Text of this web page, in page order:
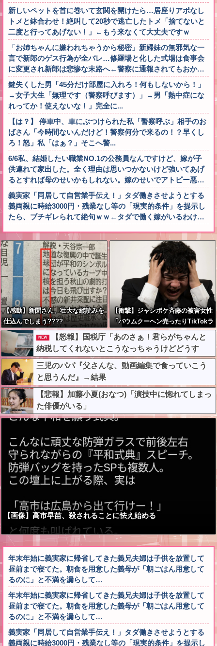
新しいペットを首に巻いて玄関を開けたら…居座りアポなし
トメと鉢合わせ！絶叫して20秒で逃亡したトメ「捨てないと
二度と行ってあげない！」←もう来なくて大丈夫ですｗ
「お姉ちゃんに嫌われちゃうから秘密」新婦妹の無邪気な一
言で新郎のゲス行為が全バレ…修羅場と化した式場は食事会
に変更され新郎は悲惨な末路へ←警察に通報されてもおか…
鍵失くした男「45分だけ部屋に入れろ！何もしないから！」
→女子大生「無理です（警察呼びます）」→男「熱中症にな
れってか！使えないな！」完全に...
【は？】 停車中、車にぶつけられた私「警察呼ぶ」相手のお
ばさん「今時間ないんだけど！警察何分で来るの！？早くし
ろ！怒」私「はぁ？」そこへ警...
6/6私、結婚したい職業NO.1の公務員なんですけど、嫁が子
供連れて家出した。全く理由は思いつかないけど強いてあげ
るとすれば母のせいかもしれない。嫁のせいでアトピー悪…
義実家「同居して自営業手伝え！」タダ働きさせようとする
義両親に時給3000円・残業なし等の「現実的条件」を提示し
たら、ブチギレられて絶句ｗｗ←タダで働く嫁がいるわけ…
【感動】新聞さん、壮大な縦読みを
仕込んでしまう????
【衝撃】ジャンポケ斉藤の被害女性
「バウムクーヘン売ったりTikTokラ
イブしててムカついたから示談しな
かった」←コレってさ…
NEW
【怒報】国税庁「あのさぁ！君らがちゃんと
納税してくれないとこうなっちゃうけどどうす
る？！」←これw w w w w w w w
三児のパパ『父さんな、動画編集で食っていこう
と思うんだ』→結果
【悲報】加藤小夏(おなつ)「演技中に惚れてしまっ
た俳優がいる」
【画像】高市早苗、殺されることに怯え始める
年末年始に義実家に帰省してきた義兄夫婦は子供を放置して
昼前まで寝てた。朝食を用意した義母が「朝ごはん用意して
るのに」と不満を漏らして…
年末年始に義実家に帰省してきた義兄夫婦は子供を放置して
昼前まで寝てた。朝食を用意した義母が「朝ごはん用意して
るのに」と不満を漏らして…
義実家「同居して自営業手伝え！」タダ働きさせようとする
義両親に時給3000円・残業なし等の「現実的条件」を提示し